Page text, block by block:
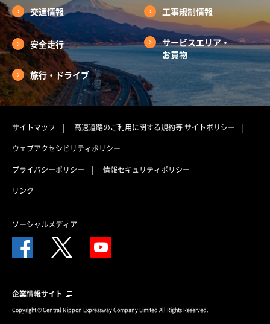
交通情報 工事規制情報
安全走行
サービスエリア・
お買物
旅行・ドライブ
サイトマップ 高速道路のご利用に関する規約等サイトポリシー
ウェブアクセシビリティポリシー
プライバシーポリシー
情報セキュリティポリシー
リンク
ソーシャルメディア
企業情報サイト
Copyright © Central Nippon Expressway Company Limited All Rights Reserved.